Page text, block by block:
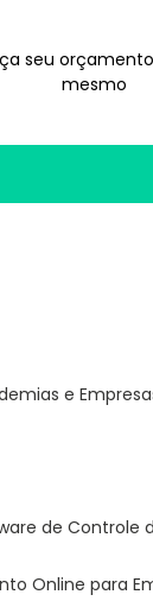
seu
mesmo
e
de Controle
Online para